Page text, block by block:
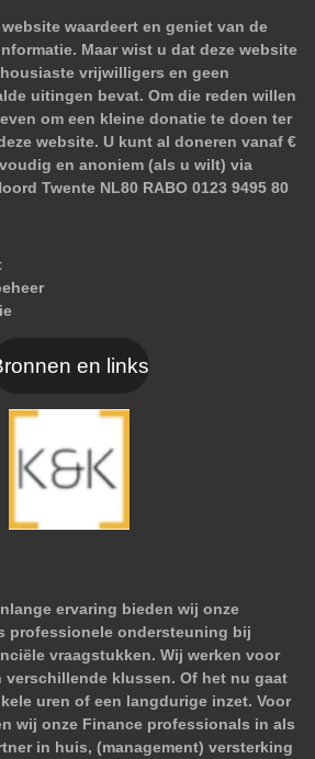
waardeert en geniet van de
Maar wist u dat deze website
vrijwilligers en geen
uitingen bevat. Om die reden willen
om een kleine donatie te doen ter
website. U kunt al doneren vanaf €
en anoniem (als u wilt) via
Twente NL80 RABO 0123 9495 80
en links
ervaring bieden wij onze
professionele ondersteuning bij
vraagstukken. Wij werken voor
verschillende klussen. Of het nu gaat
uren of een langdurige inzet. Voor
wij onze Finance professionals in als
in huis, (management) versterking